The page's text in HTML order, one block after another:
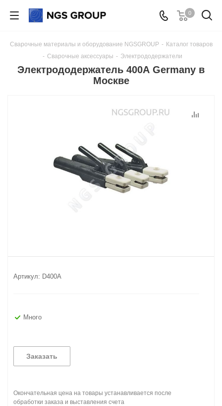
0
Сварочные материалы и оборудование NGSGROUP - Каталог товаров
- Сварочные аксессуары - Электрододержатели
Электрододержатель 400А Germany в
Москве
Артикул: D400A
Много
Заказать
Окончательная цена на товары устанавливается после
обработки заказа и выставления счета